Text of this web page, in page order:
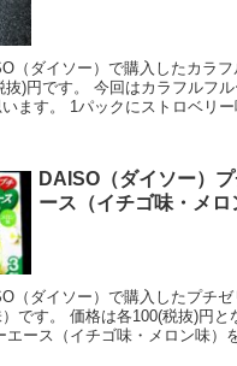
（ダイソー）で購入したカラ
ラフルフルーツグミをご
ます。 1パックにストロベリー
DAISO（ダイソー）
ース（イチゴ味・メロ
（ダイソー）で購入したプチゼ
）です。 価格は各100(税抜)円と